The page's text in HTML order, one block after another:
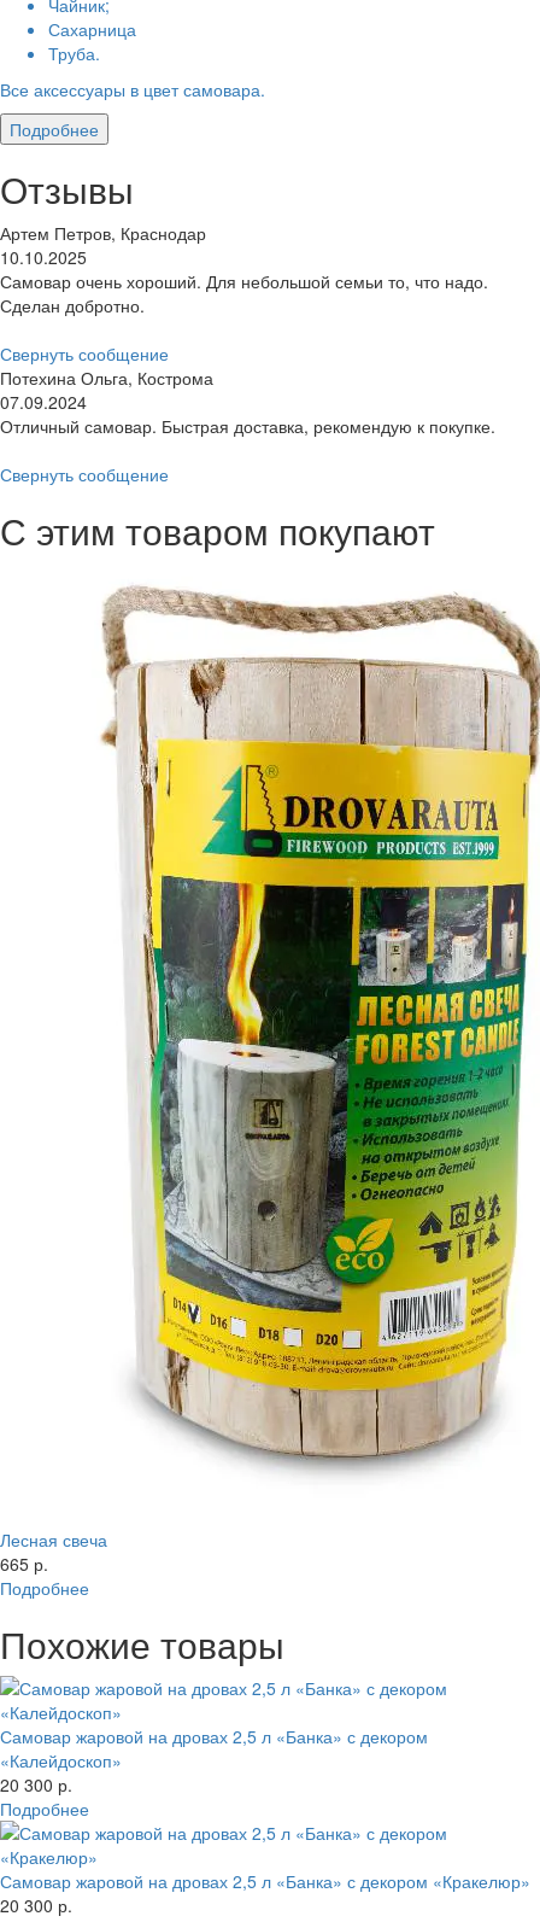
Чайник;
Сахарница
Труба.
Все аксессуары в цвет самовара.
Подробнее
Отзывы
Артем Петров, Краснодар
10.10.2025
Самовар очень хороший. Для небольшой семьи то, что надо.
Сделан добротно.
Свернуть сообщение
Потехина Ольга, Кострома
07.09.2024
Отличный самовар. Быстрая доставка, рекомендую к покупке.
Свернуть сообщение
С этим товаром покупают
Лесная свеча
665 р.
Подробнее
Похожие товары
Самовар жаровой на дровах 2,5 л «Банка» с декором
«Калейдоскоп»
20 300 р.
Подробнее
Самовар жаровой на дровах 2,5 л «Банка» с декором «Кракелюр»
20 300 р.